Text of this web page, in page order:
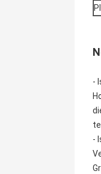
-
-